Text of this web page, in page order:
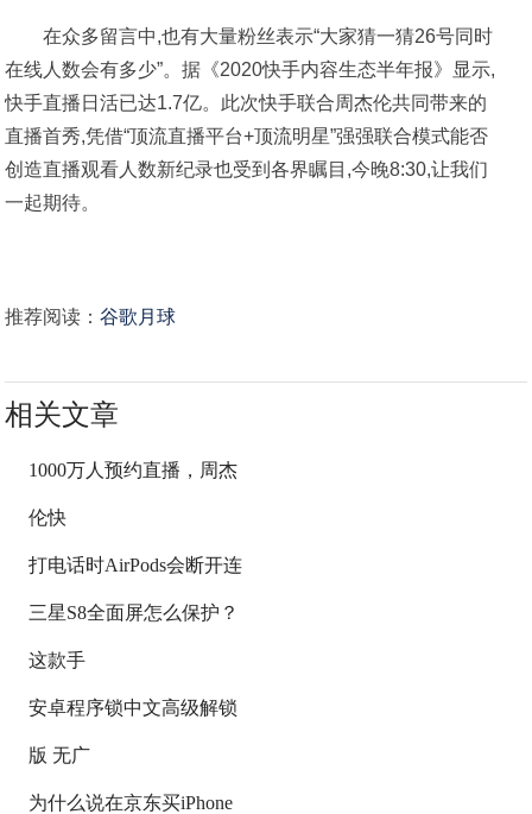
在众多留言中,也有大量粉丝表示“大家猜一猜26号同时
在线人数会有多少”。据《2020快手内容生态半年报》显示,
快手直播日活已达1.7亿。此次快手联合周杰伦共同带来的
直播首秀,凭借“顶流直播平台+顶流明星”强强联合模式能否
创造直播观看人数新纪录也受到各界瞩目,今晚8:30,让我们
一起期待。
推荐阅读：谷歌月球
相关文章
1000万人预约直播，周杰
伦快
打电话时AirPods会断开连
三星S8全面屏怎么保护？
这款手
安卓程序锁中文高级解锁
版 无广
为什么说在京东买iPhone